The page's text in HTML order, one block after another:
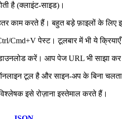
है (क्लाइंट‑साइड)।
काम करते हैं। बहुत बड़े फ़ाइलों के लिए
Cmd+V पेस्ट। टूलबार में भी ये क्रियाएँ
करें। आप पेज URL भी साझा
टूल है और साइन‑अप के बिना
इसे रोज़ाना इस्तेमाल करते हैं।